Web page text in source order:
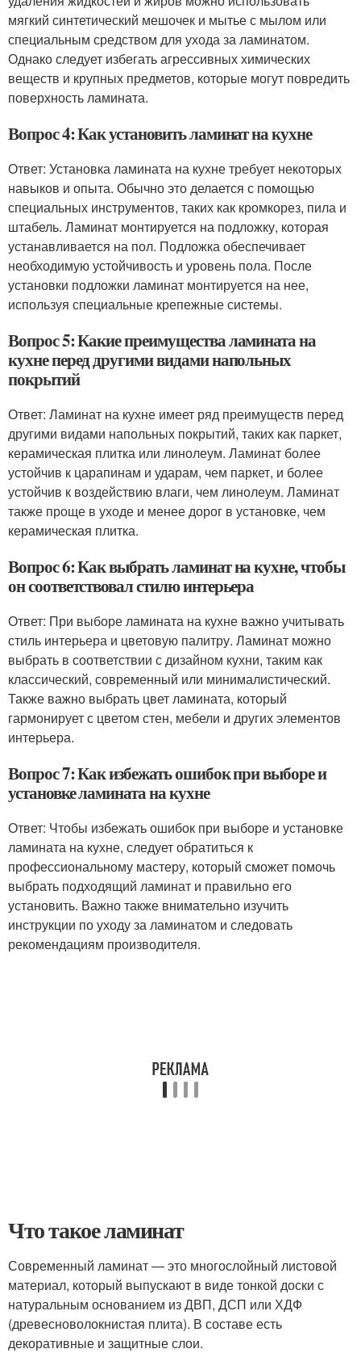
мягкий синтетический мешочек и мытье с мылом или
специальным средством для ухода за ламинатом.
Однако следует избегать агрессивных химических
веществ и крупных предметов, которые могут повредить
поверхность ламината.
Вопрос 4: Как установить ламинат на кухне
Ответ: Установка ламината на кухне требует некоторых
навыков и опыта. Обычно это делается с помощью
специальных инструментов, таких как кромкорез, пила и
штабель. Ламинат монтируется на подложку, которая
устанавливается на пол. Подложка обеспечивает
необходимую устойчивость и уровень пола. После
установки подложки ламинат монтируется на нее,
используя специальные крепежные системы.
Вопрос 5: Какие преимущества ламината на
кухне перед другими видами напольных
покрытий
Ответ: Ламинат на кухне имеет ряд преимуществ перед
другими видами напольных покрытий, таких как паркет,
керамическая плитка или линолеум. Ламинат более
устойчив к царапинам и ударам, чем паркет, и более
устойчив к воздействию влаги, чем линолеум. Ламинат
также проще в уходе и менее дорог в установке, чем
керамическая плитка.
Вопрос 6: Как выбрать ламинат на кухне, чтобы
он соответствовал стилю интерьера
Ответ: При выборе ламината на кухне важно учитывать
стиль интерьера и цветовую палитру. Ламинат можно
выбрать в соответствии с дизайном кухни, таким как
классический, современный или минималистический.
Также важно выбрать цвет ламината, который
гармонирует с цветом стен, мебели и других элементов
интерьера.
Вопрос 7: Как избежать ошибок при выборе и
установке ламината на кухне
Ответ: Чтобы избежать ошибок при выборе и установке
ламината на кухне, следует обратиться к
профессиональному мастеру, который сможет помочь
выбрать подходящий ламинат и правильно его
установить. Важно также внимательно изучить
инструкции по уходу за ламинатом и следовать
рекомендациям производителя.
Что такое ламинат
Современный ламинат — это многослойный листовой
материал, который выпускают в виде тонкой доски с
натуральным основанием из ДВП, ДСП или ХДФ
(древесноволокнистая плита). В составе есть
декоративные и защитные слои.